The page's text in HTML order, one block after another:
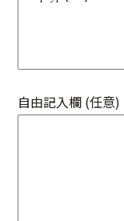
自由記入欄 (任意)